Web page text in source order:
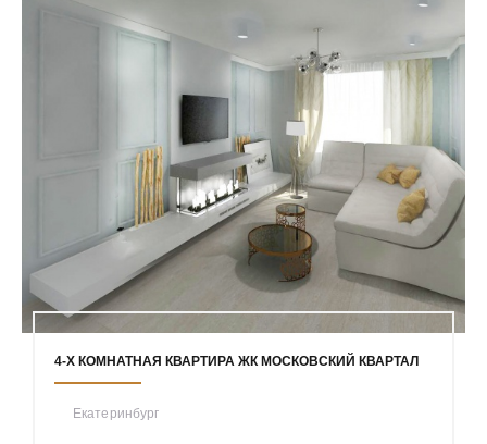
4-Х КОМНАТНАЯ КВАРТИРА ЖК МОСКОВСКИЙ КВАРТАЛ
Екатеринбург